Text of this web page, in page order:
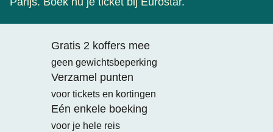
Gratis 2 koffers mee
geen gewichtsbeperking
Verzamel punten
voor tickets en kortingen
Eén enkele boeking
voor je hele reis